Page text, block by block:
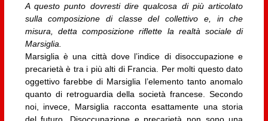
A questo punto dovresti dire qualcosa di più articolato
sulla composizione di classe del collettivo e, in che
misura, detta composizione riflette la realtà sociale di
Marsiglia.
Marsiglia è una città dove l’indice di disoccupazione e
precarietà è tra i più alti di Francia. Per molti questo dato
oggettivo farebbe di Marsiglia l’elemento tanto anomalo
quanto di retroguardia della società francese. Secondo
noi, invece, Marsiglia racconta esattamente una storia
del futuro. Disoccupazione e precarietà non sono una